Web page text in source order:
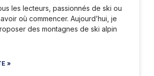
les lecteurs, passionnés de ski ou
où commencer. Aujourd’hui, je
des montagnes de ski alpin
»